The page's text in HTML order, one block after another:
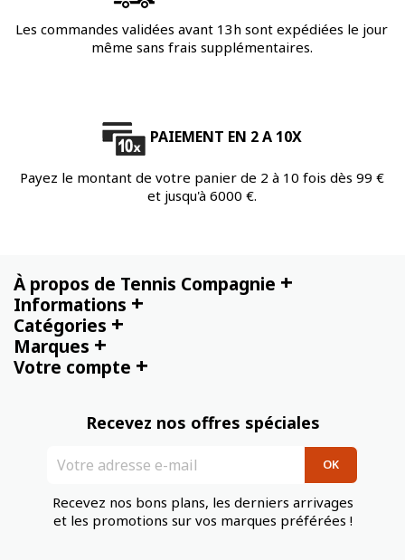
Les commandes validées avant 13h sont expédiées le jour
même sans frais supplémentaires.
PAIEMENT EN 2 A 10X
Payez le montant de votre panier de 2 à 10 fois dès 99 €
et jusqu'à 6000 €.
À propos de Tennis Compagnie +
Informations +
Catégories +
Marques +
Votre compte +
Recevez nos offres spéciales
Recevez nos bons plans, les derniers arrivages
et les promotions sur vos marques préférées !